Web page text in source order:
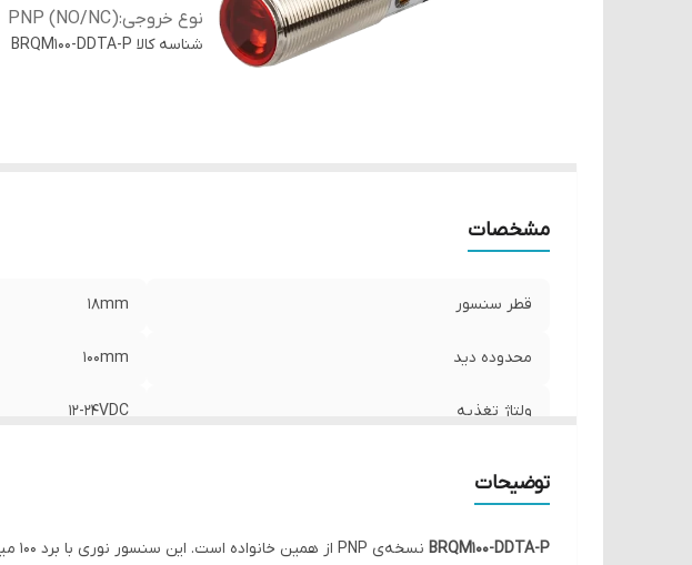
نوع خروجی:
PNP (NO/NC)
شناسه کالا BRQM100-DDTA-P
مشخصات
قطر سنسور 18mm
محدوده دید 100mm
ولتاژ تغذیه 12-24VDC
توضیحات
BRQM100-DDTA-P نسخه‌ی PNP از همین خانواده است. این سنسور نوری با برد 100 میلی متر در کاربردهای صنعتی بزرگ مثل کنترل ورود و خروج و خطوط انبارداری بسیار پرکاربرد است.